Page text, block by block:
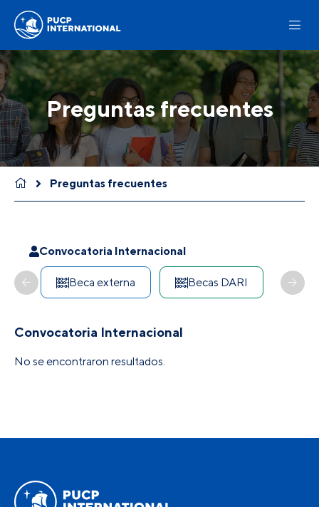
Preguntas frecuentes
Preguntas frecuentes
Convocatoria Internacional
Beca externa Becas DARI
Convocatoria Internacional
No se encontraron resultados.